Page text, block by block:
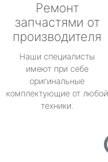
Ремонт
запчастями от
производителя
Наши специалисты
имеют при себе
оригинальные
комплектующие от любой
техники.